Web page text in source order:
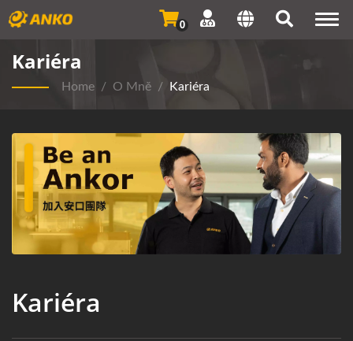
0
Kariéra
Home / O Mně / Kariéra
Kariéra